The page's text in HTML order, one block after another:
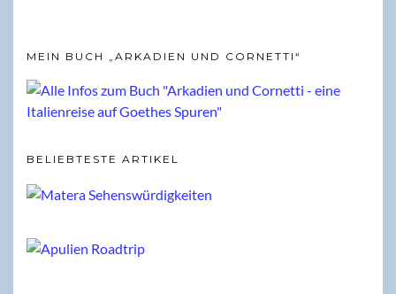
MEIN BUCH „ARKADIEN UND CORNETTI“
BELIEBTESTE ARTIKEL